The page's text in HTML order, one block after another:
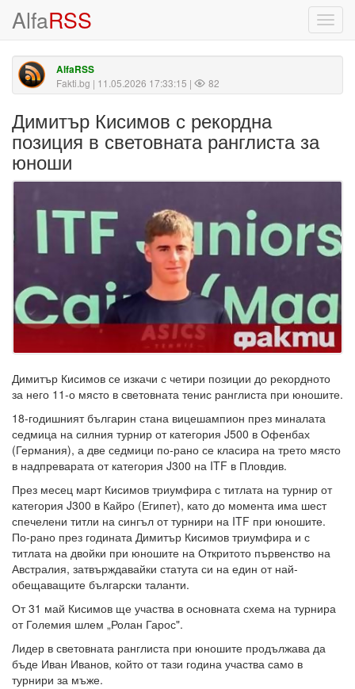
AlfaRSS
AlfaRSS
Fakti.bg | 11.05.2026 17:33:15 | 82
Димитър Кисимов с рекордна
позиция в световната ранглиста за
юноши
Димитър Кисимов се изкачи с четири позиции до рекордното
за него 11-о място в световната тенис ранглиста при юношите.
18-годишният българин стана вицешампион през миналата
седмица на силния турнир от категория J500 в Офенбах
(Германия), а две седмици по-рано се класира на трето място
в надпреварата от категория J300 на ITF в Пловдив.
През месец март Кисимов триумфира с титлата на турнир от
категория J300 в Кайро (Египет), като до момента има шест
спечелени титли на сингъл от турнири на ITF при юношите.
По-рано през годината Димитър Кисимов триумфира и с
титлата на двойки при юношите на Откритото първенство на
Австралия, затвърждавайки статута си на един от най-
обещаващите български таланти.
От 31 май Кисимов ще участва в основната схема на турнира
от Големия шлем „Ролан Гарос".
Лидер в световната ранглиста при юношите продължава да
бъде Иван Иванов, който от тази година участва само в
турнири за мъже.